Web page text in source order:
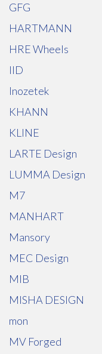
GFG
HARTMANN
HRE Wheels
IID
Inozetek
KHANN
KLINE
LARTE Design
LUMMA Design
M7
MANHART
Mansory
MEC Design
MIB
MISHA DESIGN
mon
MV Forged